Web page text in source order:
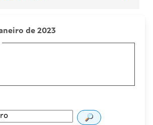
de 2023